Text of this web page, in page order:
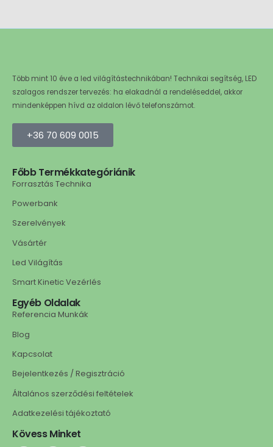
Több mint 10 éve a led világítástechnikában! Technikai segítség, LED
szalagos rendszer tervezés: ha elakadnál a rendeléseddel, akkor
mindenképpen hívd az oldalon lévő telefonszámot.
+36 70 609 0015
Főbb Termékkategóriánik
Forrasztás Technika
Powerbank
Szerelvények
Vásártér
Led Világítás
Smart Kinetic Vezérlés
Egyéb Oldalak
Referencia Munkák
Blog
Kapcsolat
Bejelentkezés / Regisztráció
Általános szerződési feltételek
Adatkezelési tájékoztató
Kövess Minket